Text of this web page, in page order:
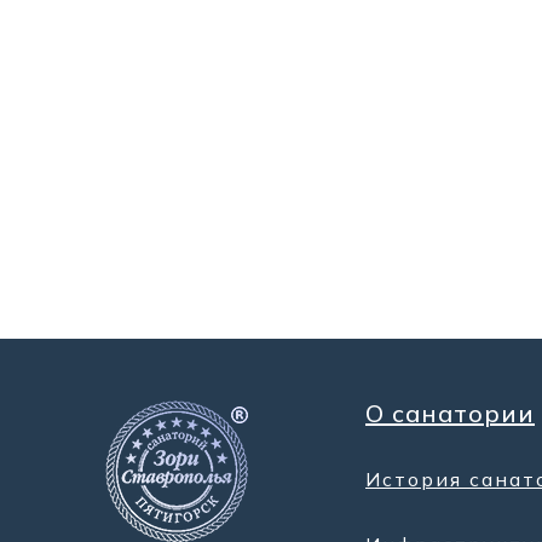
О санатории
История